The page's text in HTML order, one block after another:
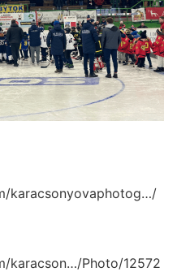
karacsonyovaphotog…/
karacson…/Photo/12572